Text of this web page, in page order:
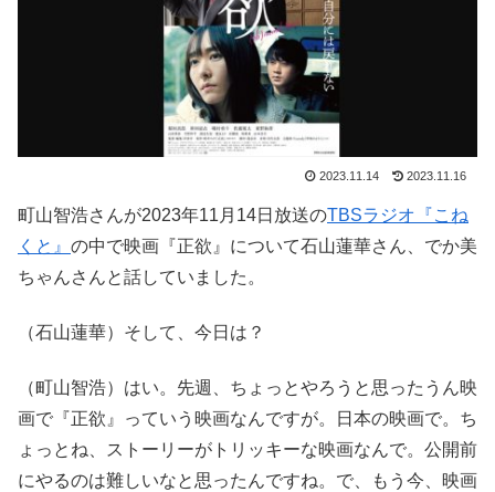
2023.11.14 2023.11.16
町山智浩さんが2023年11月14日放送のTBSラジオ『こね
くと』 の中で映画『正欲』について石山蓮華さん、でか美
ちゃんさんと話していました。
（石山蓮華）そして、今日は？
（町山智浩）はい。先週、ちょっとやろうと思ったうん映
画で『正欲』っていう映画なんですが。日本の映画で。ち
ょっとね、ストーリーがトリッキーな映画なんで。公開前
にやるのは難しいなと思ったんですね。で、もう今、映画